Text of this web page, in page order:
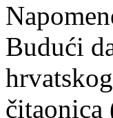
Budući
čitaonica